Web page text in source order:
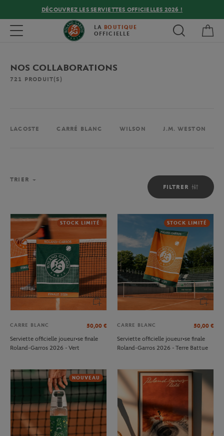
DÉCOUVREZ LES SERVIETTES OFFICIELLES 2026 !
Toggle navigation LA BOUTIQUE
OFFICIELLE
NOS COLLABORATIONS
721 PRODUIT(S)
LACOSTE CARRÉ BLANC WILSON J.M. WESTON
FILTRER
TRIER
STOCK LIMITÉ
CARRE BLANC 50,00 €
Serviette officielle joueur•se finale
Roland-Garros 2026 - Vert
STOCK LIMITÉ
CARRE BLANC 50,00 €
Serviette officielle joueur•se finale
Roland-Garros 2026 - Terre Battue
NOUVEAU